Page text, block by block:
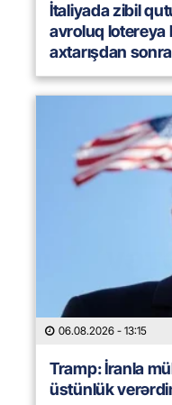
İtaliyada zibil
avroluq lotereya
axtarışdan sonra
06.08.2026 - 13:15
Tramp: İranla
üstünlük